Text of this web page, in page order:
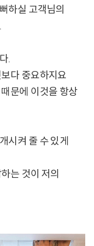
하실 고객님의
.
다 중요하지요
문에 이것을 항상
시켜 줄 수 있게
는 것이 저의